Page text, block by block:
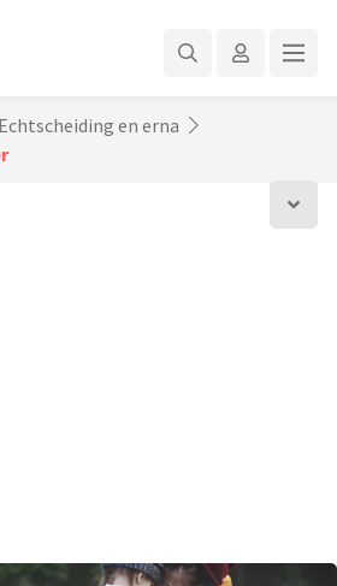
Echtscheiding en erna